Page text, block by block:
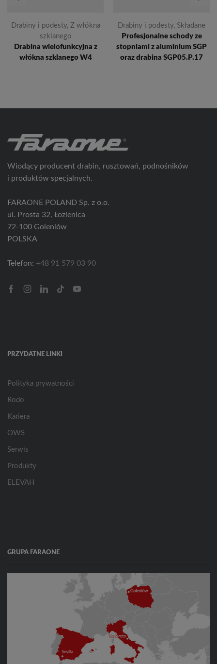
Drabiny i podesty, Z włókna
szklanego
Drabina wielofunkcyjna z
włókna szklanego W4
Drabiny i podesty, Składane
Profesjonalne schody ze
stopniami z aluminium SGP
oraz drabina SGP05.P.17
Wiodący producent drabin, rusztowań, podnośników
i produktów specjalnych.
FARAONE POLAND Sp. z o.o.
ul. Prosta 32, Łozienica
72-100 Goleniów
POLSKA
Telefon: +48 91 579 03 90
FacebookInstagram
Linkedin
Tik-
Youtube
PRZYDATNE LINKI
Polityka prywatności
Rodo
Kariera
OWS
Serwis
Produkty
ELEVAH
GRUPA FARAONE